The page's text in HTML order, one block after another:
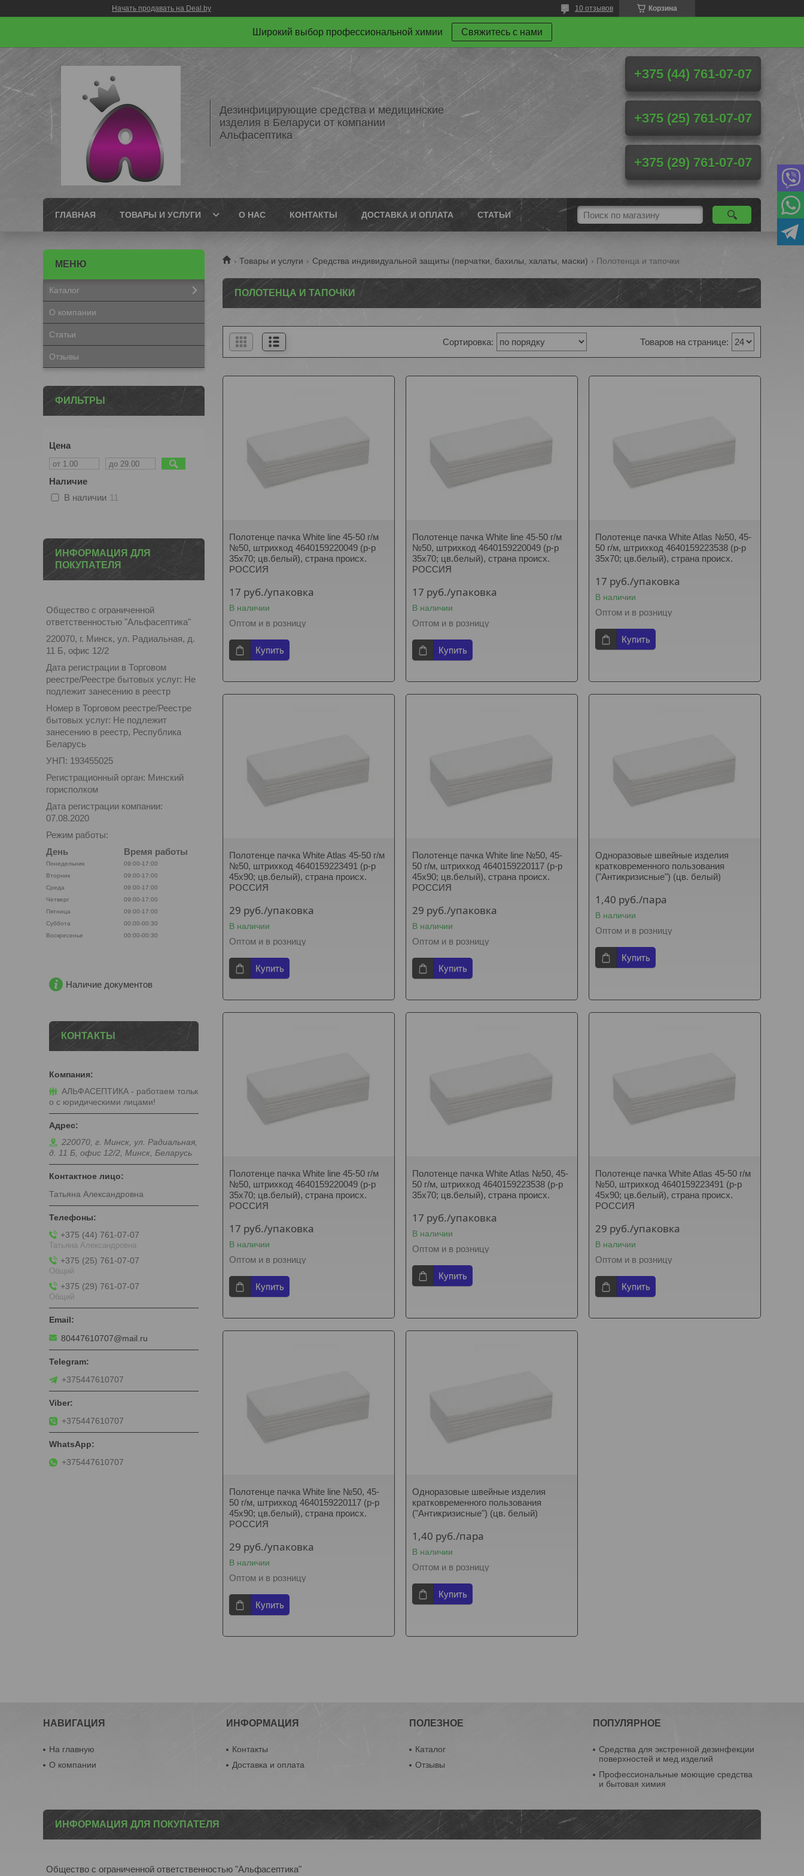
Начать продавать на Deal.by Корзина
10 отзывов
Широкий выбор профессиональной химии Свяжитесь с нами
Дезинфицирующие средства и медицинские
изделия в Беларуси от компании
Альфасептика
+375 (44) 761-07-07
+375 (25) 761-07-07
+375 (29) 761-07-07
ГЛАВНАЯ ТОВАРЫ И УСЛУГИ О НАС КОНТАКТЫ ДОСТАВКА И ОПЛАТА СТАТЬИ
Товары и услуги Средства индивидуальной защиты (перчатки, бахилы, халаты, маски) Полотенца и тапочки
ПОЛОТЕНЦА И ТАПОЧКИ
Полотенце пачка White line 45-50 г/м
№50, штрихкод 4640159220049 (р-р
35х70; цв.белый), страна происх.
РОССИЯ
17 руб./упаковка
В наличии
Оптом и в розницу
Купить
Полотенце пачка White line 45-50 г/м
№50, штрихкод 4640159220049 (р-р
35х70; цв.белый), страна происх.
РОССИЯ
17 руб./упаковка
В наличии
Оптом и в розницу
Купить
Полотенце пачка White Atlas №50, 45-
50 г/м, штрихкод 4640159223538 (р-р
35х70; цв.белый), страна происх.
17 руб./упаковка
В наличии
Оптом и в розницу
Купить
Полотенце пачка White Atlas 45-50 г/м
№50, штрихкод 4640159223491 (р-р
45х90; цв.белый), страна происх.
РОССИЯ
29 руб./упаковка
В наличии
Оптом и в розницу
Купить
Полотенце пачка White line №50, 45-
50 г/м, штрихкод 4640159220117 (р-р
45х90; цв.белый), страна происх.
РОССИЯ
29 руб./упаковка
В наличии
Оптом и в розницу
Купить
Одноразовые швейные изделия
кратковременного пользования
("Антикризисные") (цв. белый)
1,40 руб./пара
В наличии
Оптом и в розницу
Купить
Полотенце пачка White line 45-50 г/м
№50, штрихкод 4640159220049 (р-р
35х70; цв.белый), страна происх.
РОССИЯ
17 руб./упаковка
В наличии
Оптом и в розницу
Купить
Полотенце пачка White Atlas №50, 45-
50 г/м, штрихкод 4640159223538 (р-р
35х70; цв.белый), страна происх.
17 руб./упаковка
В наличии
Оптом и в розницу
Купить
Полотенце пачка White Atlas 45-50 г/м
№50, штрихкод 4640159223491 (р-р
45х90; цв.белый), страна происх.
РОССИЯ
29 руб./упаковка
В наличии
Оптом и в розницу
Купить
Полотенце пачка White line №50, 45-
50 г/м, штрихкод 4640159220117 (р-р
45х90; цв.белый), страна происх.
РОССИЯ
29 руб./упаковка
В наличии
Оптом и в розницу
Купить
Одноразовые швейные изделия
кратковременного пользования
("Антикризисные") (цв. белый)
1,40 руб./пара
В наличии
Оптом и в розницу
Купить
Каталог
О компании
Статьи
Отзывы
ФИЛЬТРЫ
Цена
Наличие
В наличии 11
ИНФОРМАЦИЯ ДЛЯ
ПОКУПАТЕЛЯ
Общество с ограниченной
ответственностью "Альфасептика"
220070, г. Минск, ул. Радиальная, д.
11 Б, офис 12/2
Дата регистрации в Торговом
реестре/Реестре бытовых услуг: Не
подлежит занесению в реестр
Номер в Торговом реестре/Реестре
бытовых услуг: Не подлежит
занесению в реестр, Республика
Беларусь
УНП: 193455025
Регистрационный орган: Минский
горисполком
Дата регистрации компании:
07.08.2020
Режим работы:
День
Время работы
Понедельник
09:00-17:00
Вторник
09:00-17:00
Среда
09:00-17:00
Четверг
09:00-17:00
Пятница
09:00-17:00
Суббота
00:00-00:30
Воскресенье
00:00-00:30
Наличие документов
КОНТАКТЫ
АЛЬФАСЕПТИКА - работаем тольк
о с юридическими лицами!
220070, г. Минск, ул. Радиальная,
д. 11 Б, офис 12/2, Минск, Беларусь
Татьяна Александровна
+375 (44) 761-07-07
Татьяна Александровна
+375 (25) 761-07-07
Общий
+375 (29) 761-07-07
Общий
80447610707@mail.ru
+375447610707
+375447610707
+375447610707
НАВИГАЦИЯ
На главную
О компании
ИНФОРМАЦИЯ
Контакты
Доставка и оплата
ПОЛЕЗНОЕ
Каталог
Отзывы
ПОПУЛЯРНОЕ
Средства для экстренной дезинфекции
поверхностей и мед.изделий
Профессиональные моющие средства
и бытовая химия
ИНФОРМАЦИЯ ДЛЯ ПОКУПАТЕЛЯ
Общество с ограниченной ответственностью "Альфасептика"